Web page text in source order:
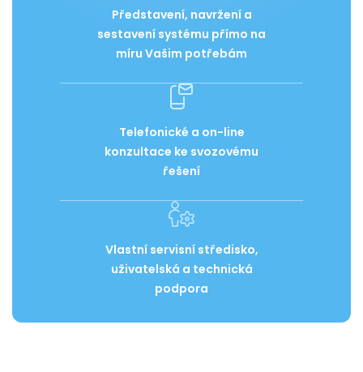
Představení, navržení a
sestavení systému přímo na
míru Vašim potřebám
Telefonické a on-line
konzultace ke svozovému
řešení
Vlastní servisní středisko,
uživatelská a technická
podpora